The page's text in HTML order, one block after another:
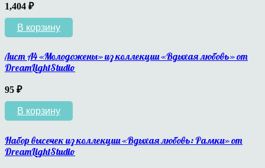
1,404 ₽
В корзину
Лист А4 «Молодожены» из коллекции «Вдыхая любовь» от
DreamLightStudio
95 ₽
В корзину
Набор высечек из коллекции «Вдыхая любовь: Рамки» от
DreamLightStudio